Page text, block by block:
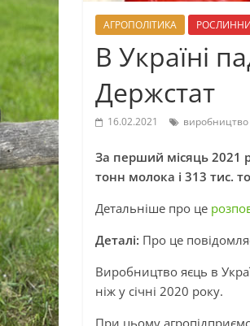
АГРОПОЛІТИКА
В Україні
Держстат
16.02.2021 виробництво
За перший місяць 2021
тонн молока і 313 тис.
Детальніше про це
Деталі: Про це
Виробництво яєць в
ніж у січні 2020 року.
При цьому